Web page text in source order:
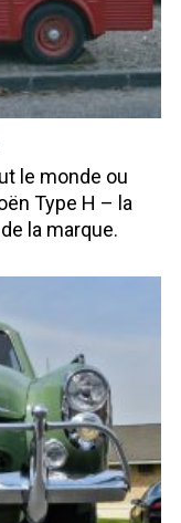
le monde ou
Type H – la
la marque.